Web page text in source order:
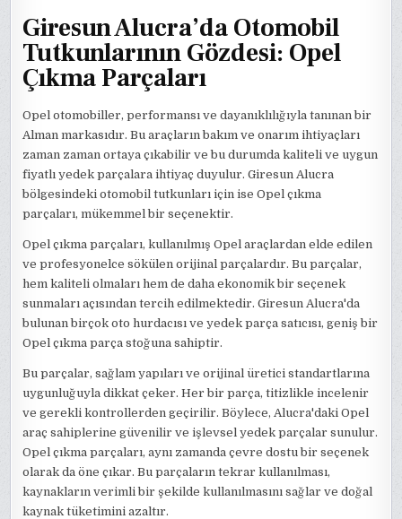
Giresun Alucra’da Otomobil
Tutkunlarının Gözdesi: Opel
Çıkma Parçaları
Opel otomobiller, performansı ve dayanıklılığıyla tanınan bir
Alman markasıdır. Bu araçların bakım ve onarım ihtiyaçları
zaman zaman ortaya çıkabilir ve bu durumda kaliteli ve uygun
fiyatlı yedek parçalara ihtiyaç duyulur. Giresun Alucra
bölgesindeki otomobil tutkunları için ise Opel çıkma
parçaları, mükemmel bir seçenektir.
Opel çıkma parçaları, kullanılmış Opel araçlardan elde edilen
ve profesyonelce sökülen orijinal parçalardır. Bu parçalar,
hem kaliteli olmaları hem de daha ekonomik bir seçenek
sunmaları açısından tercih edilmektedir. Giresun Alucra'da
bulunan birçok oto hurdacısı ve yedek parça satıcısı, geniş bir
Opel çıkma parça stoğuna sahiptir.
Bu parçalar, sağlam yapıları ve orijinal üretici standartlarına
uygunluğuyla dikkat çeker. Her bir parça, titizlikle incelenir
ve gerekli kontrollerden geçirilir. Böylece, Alucra'daki Opel
araç sahiplerine güvenilir ve işlevsel yedek parçalar sunulur.
Opel çıkma parçaları, aynı zamanda çevre dostu bir seçenek
olarak da öne çıkar. Bu parçaların tekrar kullanılması,
kaynakların verimli bir şekilde kullanılmasını sağlar ve doğal
kaynak tüketimini azaltır.